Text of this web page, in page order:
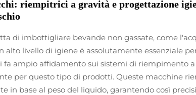
riempitrici a gravità e progettazione
di imbottigliare bevande non gassate, come
alto livello di igiene è assolutamente essenziale
ampio affidamento sui sistemi di riempimento
per questo tipo di prodotti. Queste macchine
in base al peso del liquido, garantendo così